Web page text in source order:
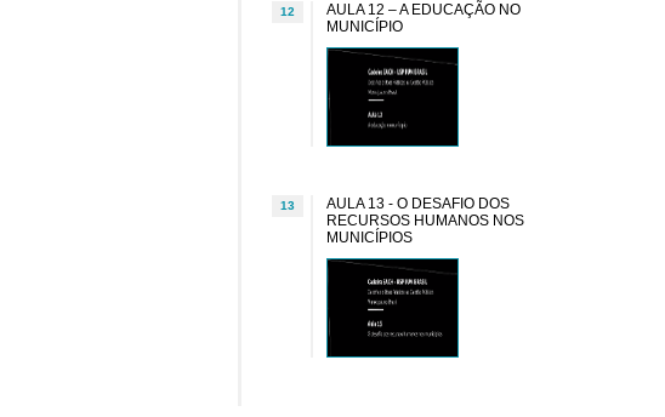
12
AULA 12 – A EDUCAÇÃO NO
MUNICÍPIO
13
AULA 13 - O DESAFIO DOS
RECURSOS HUMANOS NOS
MUNICÍPIOS